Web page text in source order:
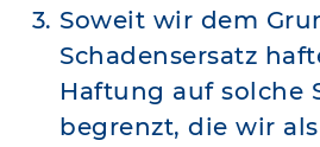
Soweit wir dem
Schadensersatz
Haftung auf solche
begrenzt, die wir